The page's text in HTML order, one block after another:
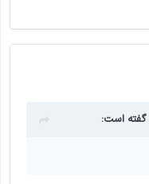
گفته است: